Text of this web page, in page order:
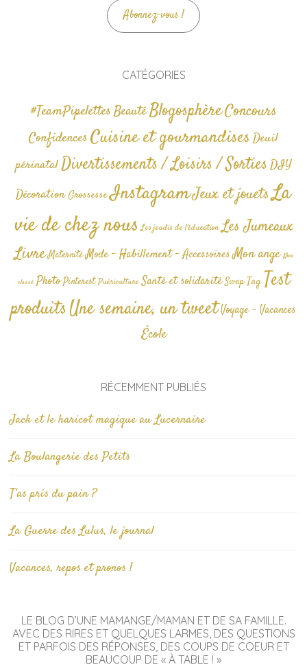
Abonnez-vous !
CATÉGORIES
#TeamPipelettesBeautéBlogosphèreConcours
Confidences Cuisine et gourmandises Deuil
périnatalDivertissements / Loisirs / SortiesDIY
Décoration GrossesseInstagramJeux et jouetsLa
vie de chez nous Les jeudis de l'éducation Les Jumeaux
Livre Maternité Mode - Habillement - AccessoiresMon ange Non
classé Photo Pinterest Puériculture Santé et solidarité Swap TagTest
produitsUne semaine, un tweetVoyage - Vacances
École
RÉCEMMENT PUBLIÉS
Jack et le haricot magique au Lucernaire
La Boulangerie des Petits
T’as pris du pain ?
La Guerre des Lulus, le journal
Vacances, repos et pronos !
LE BLOG D’UNE MAMANGE/MAMAN ET DE SA FAMILLE.
AVEC DES RIRES ET QUELQUES LARMES, DES QUESTIONS
ET PARFOIS DES RÉPONSES, DES COUPS DE COEUR ET
BEAUCOUP DE « À TABLE ! »